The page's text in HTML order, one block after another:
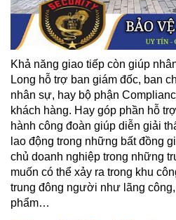
Khả năng giao tiếp còn giúp
Long hỗ trợ ban giám đốc, ban
nhân sự, hay bộ phận
khách hàng. Hay góp phần hỗ
hành công đoàn giúp diễn giải
lao động trong những bất đồng
chủ doanh nghiệp trong những
muốn có thể xảy ra trong khu
trung đông người như lãng
phẩm…